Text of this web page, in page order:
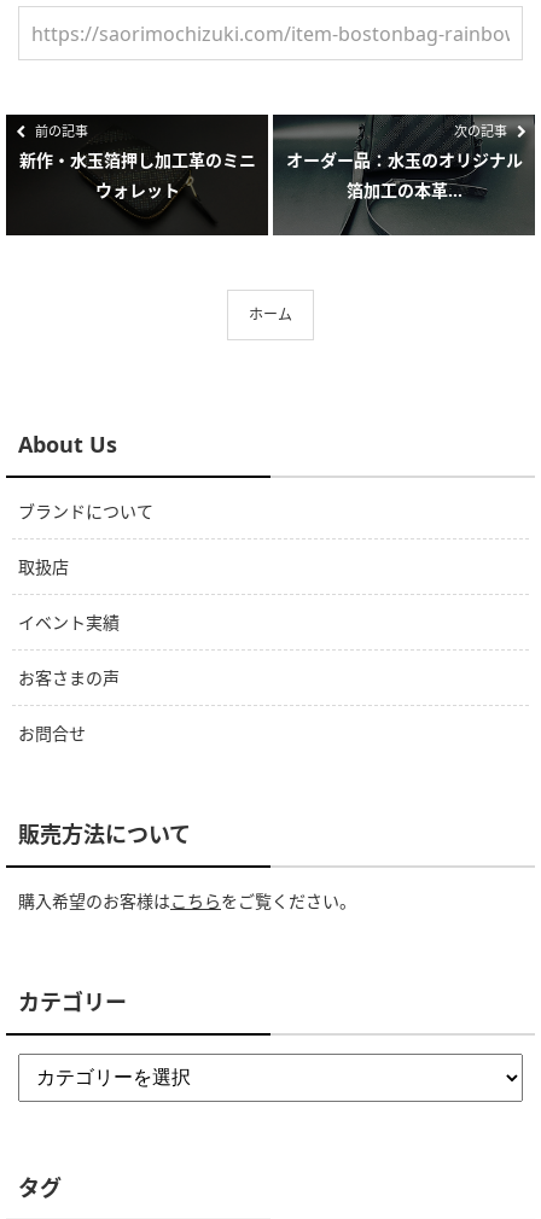
前の記事
新作・水玉箔押し加工革のミニ
ウォレット
次の記事
オーダー品：水玉のオリジナル
箔加工の本革...
ホーム
About Us
ブランドについて
取扱店
イベント実績
お客さまの声
お問合せ
販売方法について
購入希望のお客様はこちらをご覧ください。
カテゴリー
タグ